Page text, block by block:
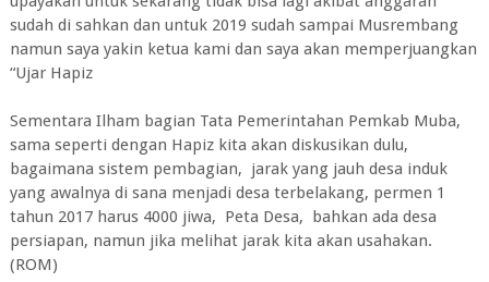
sudah di sahkan dan untuk 2019 sudah sampai Musrembang
namun saya yakin ketua kami dan saya akan memperjuangkan
“Ujar Hapiz
Sementara Ilham bagian Tata Pemerintahan Pemkab Muba,
sama seperti dengan Hapiz kita akan diskusikan dulu,
bagaimana sistem pembagian, jarak yang jauh desa induk
yang awalnya di sana menjadi desa terbelakang, permen 1
tahun 2017 harus 4000 jiwa, Peta Desa, bahkan ada desa
persiapan, namun jika melihat jarak kita akan usahakan.
(ROM)